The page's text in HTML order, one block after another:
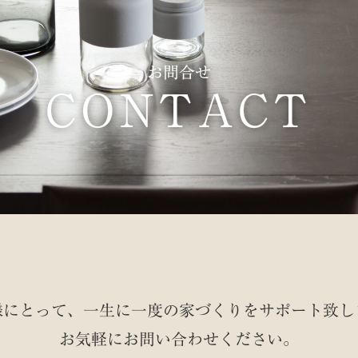
お問合せ
CONTACT
とって、一生に一度の家づくりを サポート致
お気軽にお問い合わせください。